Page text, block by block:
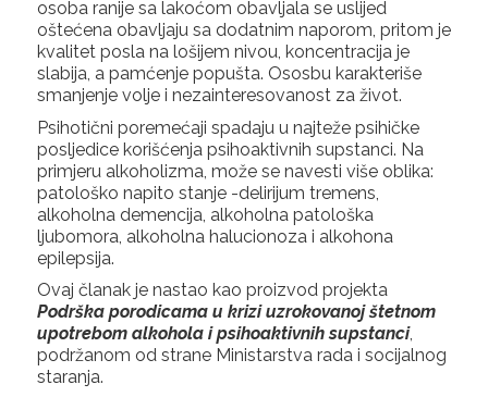
osoba ranije sa lakoćom obavljala se uslijed
oštećena obavljaju sa dodatnim naporom, pritom je
kvalitet posla na lošijem nivou, koncentracija je
slabija, a pamćenje popušta. Ososbu karakteriše
smanjenje volje i nezainteresovanost za život.
Psihotični poremećaji spadaju u najteže psihičke
posljedice korišćenja psihoaktivnih supstanci. Na
primjeru alkoholizma, može se navesti više oblika:
patološko napito stanje -delirijum tremens,
alkoholna demencija, alkoholna patološka
ljubomora, alkoholna halucionoza i alkohona
epilepsija.
Ovaj članak je nastao kao proizvod projekta
Podrška porodicama u krizi uzrokovanoj štetnom
upotrebom alkohola i psihoaktivnih supstanci,
podržanom od strane Ministarstva rada i socijalnog
staranja.